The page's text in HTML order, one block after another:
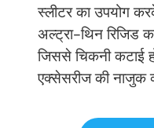
स्लीटर का उपयोग
अल्ट्रा-थिन रिजिड
जिससे चिकनी कटाई
एक्सेसरीज की नाजुक